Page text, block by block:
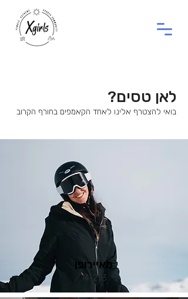
לאן טסים?
בואי להצטרף אלינו לאחד הקאמפים בחורף הקרוב
מאיירופן
14-21.3